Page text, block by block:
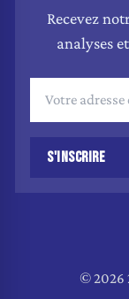
Recevez
analyses
S'INSCRIRE
© 2026